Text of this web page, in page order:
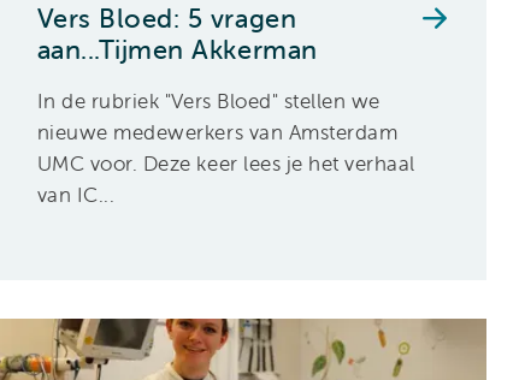
Vers Bloed: 5 vragen
aan...Tijmen Akkerman
In de rubriek "Vers Bloed" stellen we
nieuwe medewerkers van Amsterdam
UMC voor. Deze keer lees je het verhaal
van IC...